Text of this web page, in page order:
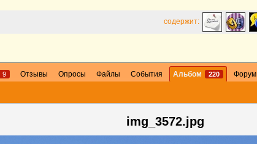
содержит:
9 Отзывы Опросы Файлы События Альбом 220 Форум
img_3572.jpg